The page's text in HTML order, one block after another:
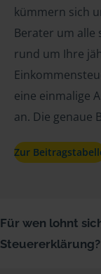
kümmern sich
Berater um alle
rund um Ihre
eine einmalige
an. Die genaue
Zur
Für wen lohnt
Steuererklärung?